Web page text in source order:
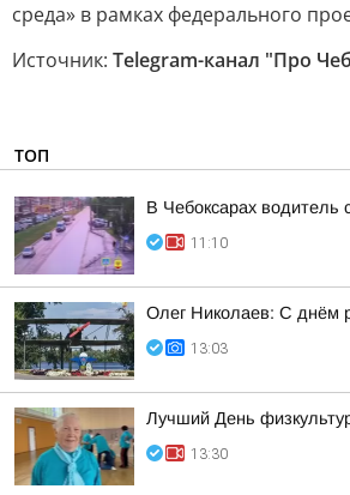
среда» в рамках федерального
Источник: Telegram-канал "Про
ТОП
В Чебоксарах водитель
11:10
Олег Николаев: С днём
13:03
Лучший День
13:30